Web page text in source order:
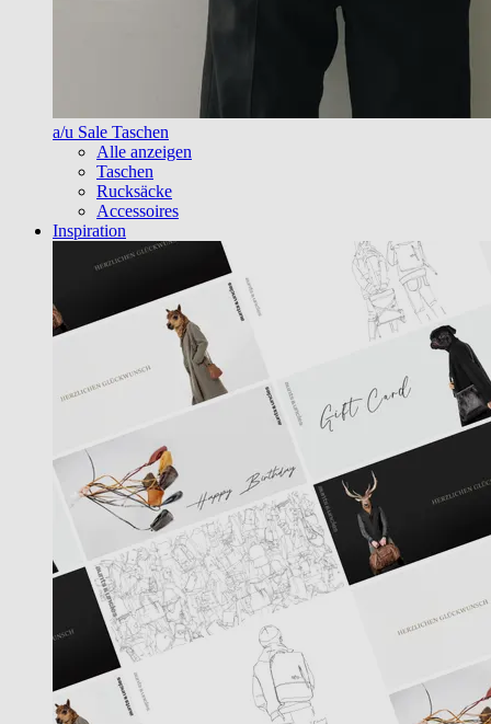
a/u Sale Taschen
Alle anzeigen
Taschen
Rucksäcke
Accessoires
Inspiration